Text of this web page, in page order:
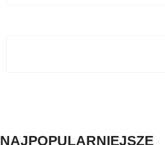
NAJPOPULARNIEJSZE